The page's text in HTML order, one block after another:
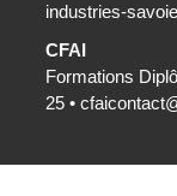
industries-
CFAI
Formations
25 •